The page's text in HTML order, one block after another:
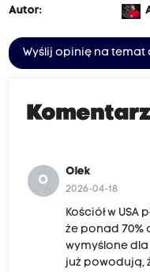
Autor:
Wyślij opinię na temat
O
Olek
2026-04-18
Kościół w USA
że ponad 70%
wymyślone dla
już powodują,